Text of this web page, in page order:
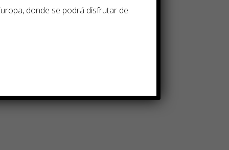
donde se podrá disfrutar de